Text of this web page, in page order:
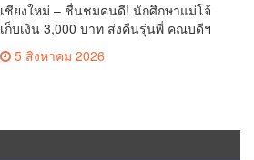
เชียงใหม่ – ชื่นชมคนดี! นักศึกษาแม่โจ้
เก็บเงิน 3,000 บาท ส่งคืนรุ่นพี่ คณบดีฯ
มอบเกียรติบัตรเชิดชู “ลูกแม่โจ้เลิศน้ำใจ”
5 สิงหาคม 2026